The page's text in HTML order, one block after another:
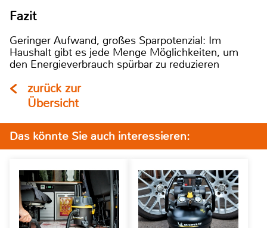
Fazit
Geringer Aufwand, großes Sparpotenzial: Im
Haushalt gibt es jede Menge Möglichkeiten, um
den Energieverbrauch spürbar zu reduzieren
zurück zur
Übersicht
Das könnte Sie auch interessieren: